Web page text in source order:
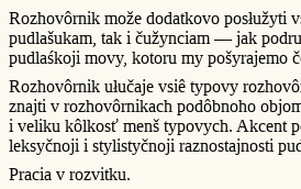
Rozhovôrnik može dodatkovo posłužyti
pudlašukam, tak i čužynciam — jak
pudlaśkoji movy, kotoru my pošyrajemo
Rozhovôrnik ułučaje vsiê typovy
znajti v rozhovôrnikach podôbnoho
i veliku kôlkosť menš typovych. Akcent
leksyčnoji i stylistyčnoji raznostajnosti
Pracia v rozvitku.